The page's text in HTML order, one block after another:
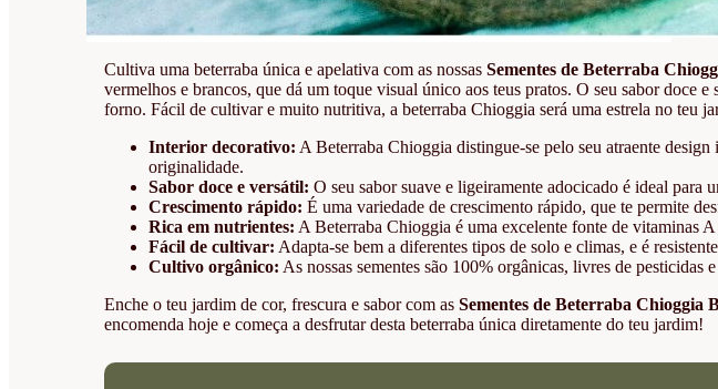
Cultiva uma beterraba única e apelativa com as nossasSementes de Beterraba
vermelhos e brancos, que dá um toque visual único aos teus pratos. O seu sabor doce
forno. Fácil de cultivar e muito nutritiva, a beterraba Chioggia será uma estrela no teu
Interior decorativo: A Beterraba Chioggia distingue-se pelo seu atraente
originalidade.
Sabor doce e versátil: O seu sabor suave e ligeiramente adocicado é ideal para
Crescimento rápido: É uma variedade de crescimento rápido, que te permite
Rica em nutrientes: A Beterraba Chioggia é uma excelente fonte de vitaminas
Fácil de cultivar: Adapta-se bem a diferentes tipos de solo e climas, e é
Cultivo orgânico: As nossas sementes são 100% orgânicas, livres de
Enche o teu jardim de cor, frescura e sabor com asSementes de Beterraba Chioggia
encomenda hoje e começa a desfrutar desta beterraba única diretamente do teu jardim!